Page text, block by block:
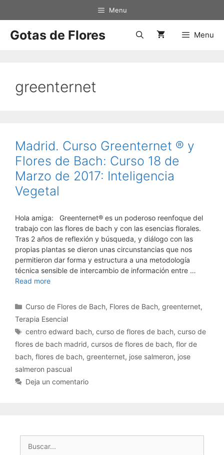
Menu
Gotas de Flores Menu
greenternet
Madrid. Curso Greenternet ® y
Flores de Bach: Curso 18 de
Marzo de 2017: Inteligencia
Vegetal
Hola amiga: Greenternet® es un poderoso reenfoque del
trabajo con las flores de bach y con las esencias florales.
Tras 2 años de reflexión y búsqueda, y diálogo con las
propias plantas se dieron unas circunstancias que nos
permitieron dar forma y estructura a una metodología
técnica sensible de intercambio de información entre …
Read more
Categorías
Curso de Flores de Bach, Flores de Bach,greenternet,
Terapia Esencial
Etiquetas
centro edward bach,curso de flores de bach,curso de
flores de bach madrid, cursos de flores de bach, flor de
bach, flores de bach, greenternet, jose salmeron, jose
salmeron pascual
Deja un comentario
Buscar: